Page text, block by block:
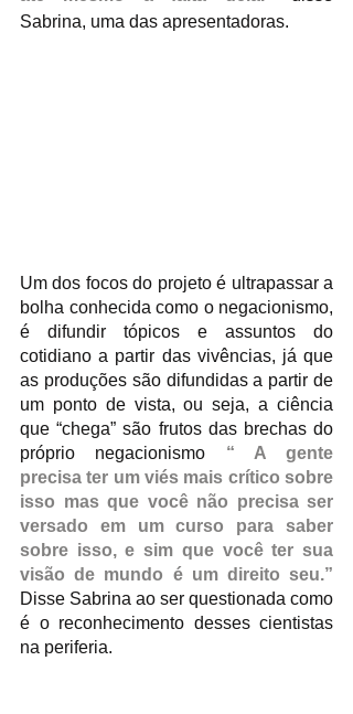
Sabrina, uma das apresentadoras.
Um dos focos do projeto é ultrapassar a
bolha conhecida como o negacionismo,
é difundir tópicos e assuntos do
cotidiano a partir das vivências, já que
as produções são difundidas a partir de
um ponto de vista, ou seja, a ciência
que “chega” são frutos das brechas do
próprio negacionismo “ A gente
precisa ter um viés mais crítico sobre
isso mas que você não precisa ser
versado em um curso para saber
sobre isso, e sim que você ter sua
visão de mundo é um direito seu.”
Disse Sabrina ao ser questionada como
é o reconhecimento desses cientistas
na periferia.